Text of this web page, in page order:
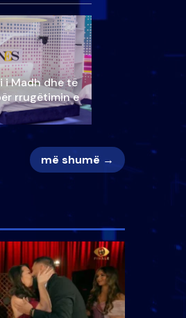
i Madh dhe të
rrugëtimin e
më shumë →